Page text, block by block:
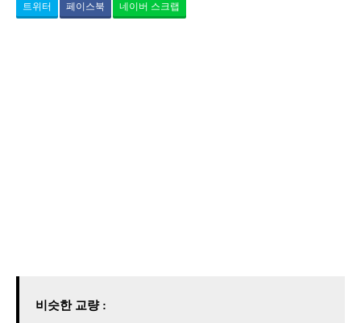
트위터 페이스북 네이버 스크랩
비슷한 교량 :